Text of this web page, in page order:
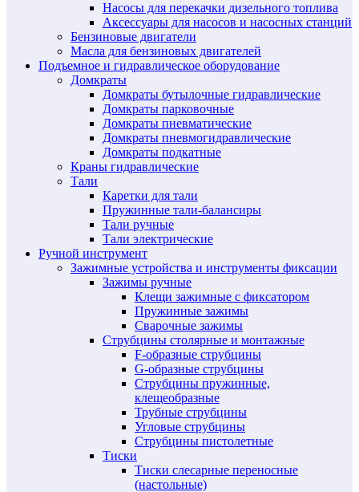
Насосы для перекачки дизельного топлива
Аксессуары для насосов и насосных станций
Бензиновые двигатели
Масла для бензиновых двигателей
Подъемное и гидравлическое оборудование
Домкраты
Домкраты бутылочные гидравлические
Домкраты парковочные
Домкраты пневматические
Домкраты пневмогидравлические
Домкраты подкатные
Краны гидравлические
Тали
Каретки для тали
Пружинные тали-балансиры
Тали ручные
Тали электрические
Ручной инструмент
Зажимные устройства и инструменты фиксации
Зажимы ручные
Клещи зажимные с фиксатором
Пружинные зажимы
Сварочные зажимы
Струбцины столярные и монтажные
F-образные струбцины
G-образные струбцины
Струбцины пружинные,
клещеобразные
Трубные струбцины
Угловые струбцины
Струбцины пистолетные
Тиски
Тиски слесарные переносные
(настольные)